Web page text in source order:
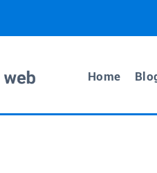
Home